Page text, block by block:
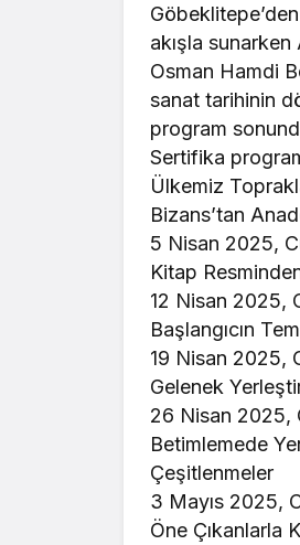
akışla
Osman Hamdi
sanat tarihinin
program
Sertifika
Ülkemiz
Bizans’tan
5 Nisan 2025,
Kitap
12 Nisan 2025,
Başlangıcın
19 Nisan 2025,
Gelenek
26 Nisan 2025,
Betimlemede
Çeşitlenmeler
3 Mayıs 2025,
Öne Çıkanlarla